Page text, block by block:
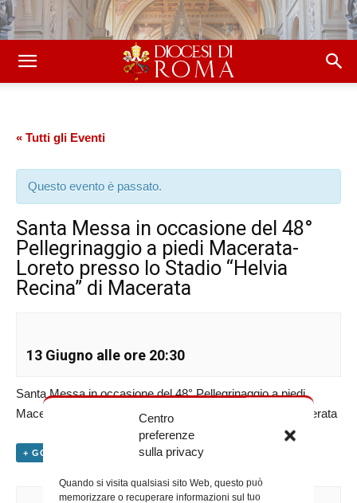
Centro
preferenze
sulla privacy
Quando si visita qualsiasi sito Web, questo può
memorizzare o recuperare informazioni sul tuo
« Tutti gli Eventi
Questo evento è passato.
Santa Messa in occasione del 48°
Pellegrinaggio a piedi Macerata-
Loreto presso lo Stadio “Helvia
Recina” di Macerata
13 Giugno alle ore 20:30
Santa Messa in occasione del 48° Pellegrinaggio a piedi
Macerata-Loreto presso lo Stadio “Helvia Recina” di Macerata
+ GOOGLE CALENDAR + ESPORTA IN ICAL